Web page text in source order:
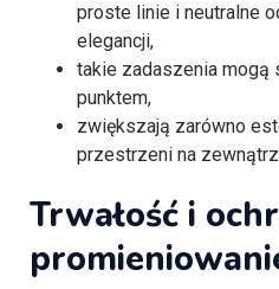
proste linie i neutralne
elegancji,
takie zadaszenia mogą
punktem,
zwiększają zarówno
przestrzeni na
Trwałość i